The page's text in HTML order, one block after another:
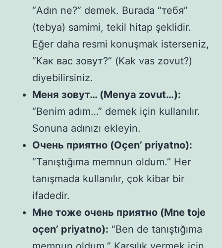
“Adın ne?” demek. Burada “тебя”
(tebya) samimi, tekil hitap şeklidir.
Eğer daha resmi konuşmak isterseniz,
“Как вас зовут?” (Kak vas zovut?)
diyebilirsiniz.
Меня зовут… (Menya zovut…):
“Benim adım…” demek için kullanılır.
Sonuna adınızı ekleyin.
Очень приятно (Oçen’ priyatno):
“Tanıştığıma memnun oldum.” Her
tanışmada kullanılır, çok kibar bir
ifadedir.
Мне тоже очень приятно (Mne toje
oçen’ priyatno): “Ben de tanıştığıma